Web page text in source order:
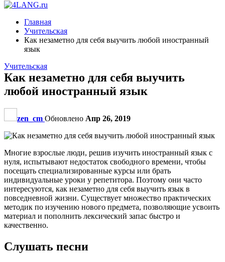
Главная
Учительская
Как незаметно для себя выучить любой иностранный
язык
Учительская
Как незаметно для себя выучить
любой иностранный язык
zen_cm Обновлено Апр 26, 2019
Многие взрослые люди, решив изучить иностранный язык с
нуля, испытывают недостаток свободного времени, чтобы
посещать специализированные курсы или брать
индивидуальные уроки у репетитора. Поэтому они часто
интересуются, как незаметно для себя выучить язык в
повседневной жизни. Существует множество практических
методик по изучению нового предмета, позволяющие усвоить
материал и пополнить лексический запас быстро и
качественно.
Слушать песни